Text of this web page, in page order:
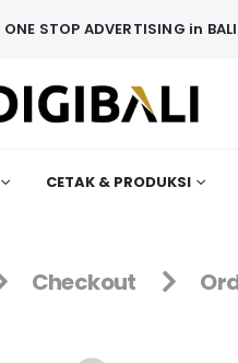
ONE STOP ADVERTISING in
CETAK & PRODUKSI
Checkout